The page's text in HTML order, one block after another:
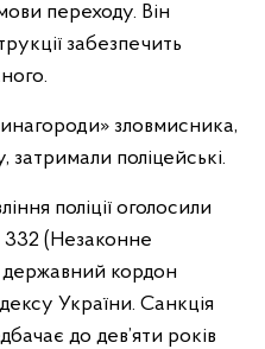
переходу. Він
забезпечить
зловмисника,
поліцейські.
поліції оголосили
332 (Незаконне
кордон
України. Санкція
до дев’яти років